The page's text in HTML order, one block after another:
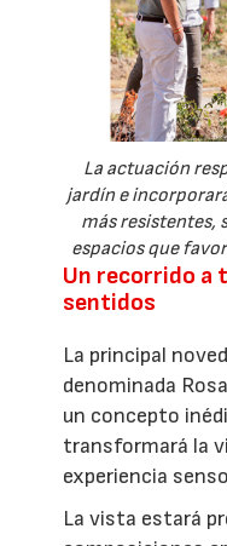
La actuación
jardín e
más resistentes,
espacios que
Un recorrido a
sentidos
La principal
denominada
un concepto
transformará la
experiencia
La vista estará